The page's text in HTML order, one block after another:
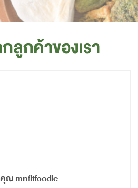
ลูกค้าของเรา
คุณ mnfitfoodie